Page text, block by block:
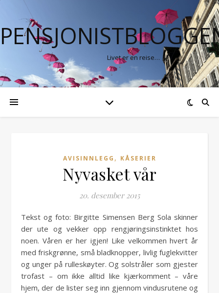
Livet er en reise…
AVISINNLEGG , KÅSERIER
Nyvasket vår
20. desember 2015
Tekst og foto: Birgitte Simensen Berg Sola skinner
der ute og vekker opp rengjøringsinstinktet hos
noen. Våren er her igjen! Like velkommen hvert år
med friskgrønne, små bladknopper, livlig fuglekvitter
og unger på rulleskøyter. Og solstråler som gjester
trofast – om ikke alltid like kjærkomment – våre
hjem, der de lister seg inn gjennom vindusrutene og